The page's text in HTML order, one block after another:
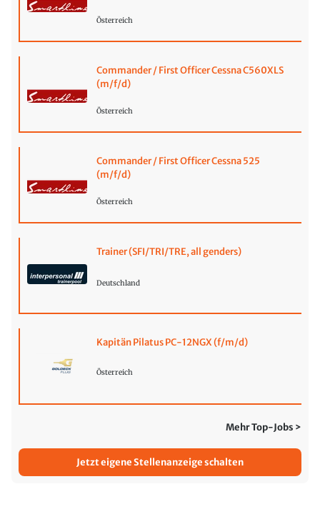
Österreich
Commander / First Officer Cessna C560XLS
(m/f/d)
Österreich
Commander / First Officer Cessna 525
(m/f/d)
Österreich
Trainer (SFI/TRI/TRE, all genders)
Deutschland
Kapitän Pilatus PC-12NGX (f/m/d)
Österreich
Mehr Top-Jobs >
Jetzt eigene Stellenanzeige schalten